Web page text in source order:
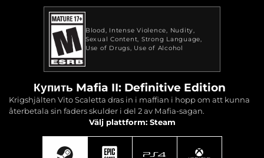
Blood Intense Violence
Nudity
Sexual Content Strong Language
Use of Drugs
Use of Alcohol
Купить Mafia II: Definitive Edition
Krigshjälten Vito Scaletta dras in i maffian i hopp om att kunna
återbetala sin faders skulder i del 2 av Mafia-sagan.
Välj plattform: Steam